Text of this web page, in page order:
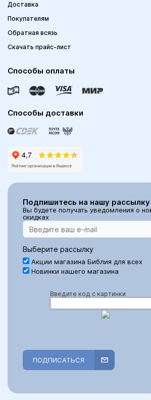
Доставка
Покупателям
Обратная всязь
Скачать прайс-лист
Способы оплаты
Способы доставки
Подпишитесь на нашу рассылку
Вы будете получать уведомления о
скидках
Выберите рассылку
Акции магазина Библия для всех
Новинки нашего магазина
Введите код с картинки
ПОДПИСАТЬСЯ